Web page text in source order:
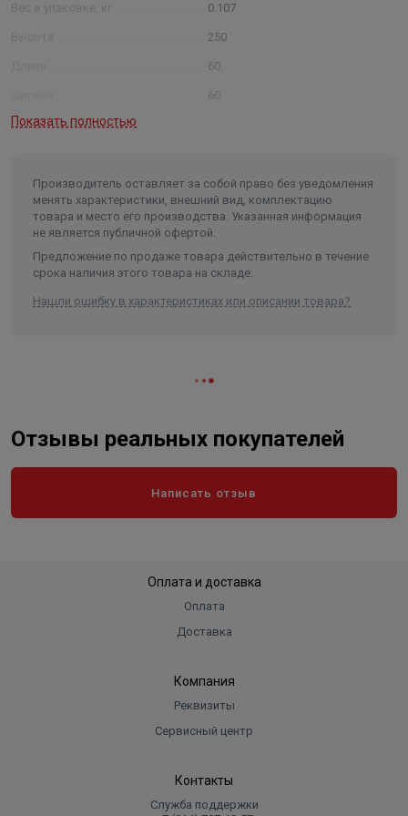
Вес в упаковке, кг 0.107
250
60
60
Объем
Показать полностью
Производитель оставляет за собой право без уведомления
менять характеристики, внешний вид, комплектацию
товара и место его производства. Указанная информация
не является публичной офертой.
Предложение по продаже товара действительно в течение
срока наличия этого товара на складе.
Нашли ошибку в характеристиках или описании товара?
Отзывы реальных покупателей
Написать отзыв
Оплата и доставка
Оплата
Доставка
Компания
Реквизиты
Сервисный центр
Контакты
Служба поддержки